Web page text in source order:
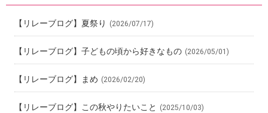
【リレーブログ】夏祭り (2026/07/17)
【リレーブログ】子どもの頃から好きなもの (2026/05/01)
【リレーブログ】まめ (2026/02/20)
【リレーブログ】この秋やりたいこと (2025/10/03)